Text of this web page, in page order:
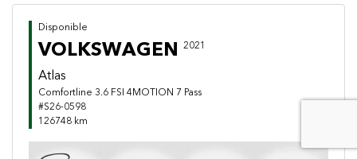
Disponible
VOLKSWAGEN 2021
Atlas
Comfortline 3.6 FSI 4MOTION 7 Pass
#S26-0598
126748 km